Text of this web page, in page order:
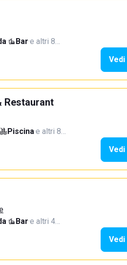
· Bar·e altri 8…
Restaurant
Piscina·e altri 8…
· Bar·e altri 4…